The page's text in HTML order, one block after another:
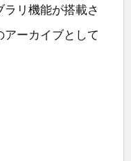
リ機能が搭載さ
ーカイブとして